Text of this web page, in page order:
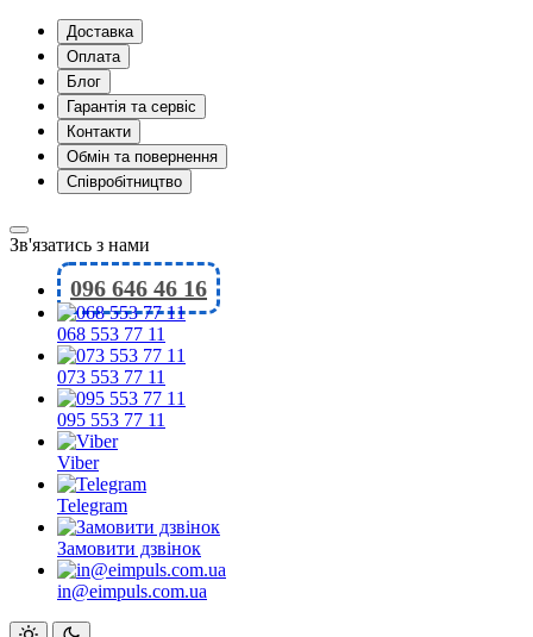
Доставка
Оплата
Блог
Гарантія та сервіс
Контакти
Обмін та повернення
Співробітництво
Зв'язатись з нами
096 646 46 16
068 553 77 11
073 553 77 11
095 553 77 11
Viber
Telegram
Замовити дзвінок
in@eimpuls.com.ua